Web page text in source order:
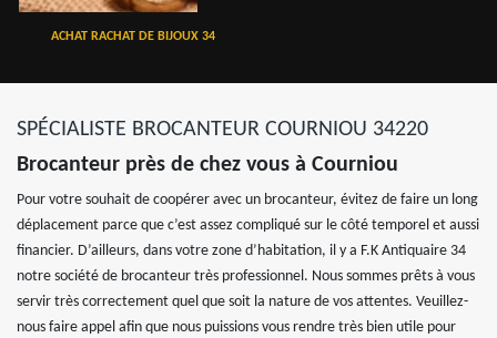
ACHAT RACHAT DE BIJOUX 34
SPÉCIALISTE BROCANTEUR COURNIOU 34220
Brocanteur près de chez vous à Courniou
Pour votre souhait de coopérer avec un brocanteur, évitez de faire un long
déplacement parce que c’est assez compliqué sur le côté temporel et aussi
financier. D’ailleurs, dans votre zone d’habitation, il y a F.K Antiquaire 34
notre société de brocanteur très professionnel. Nous sommes prêts à vous
servir très correctement quel que soit la nature de vos attentes. Veuillez-
nous faire appel afin que nous puissions vous rendre très bien utile pour